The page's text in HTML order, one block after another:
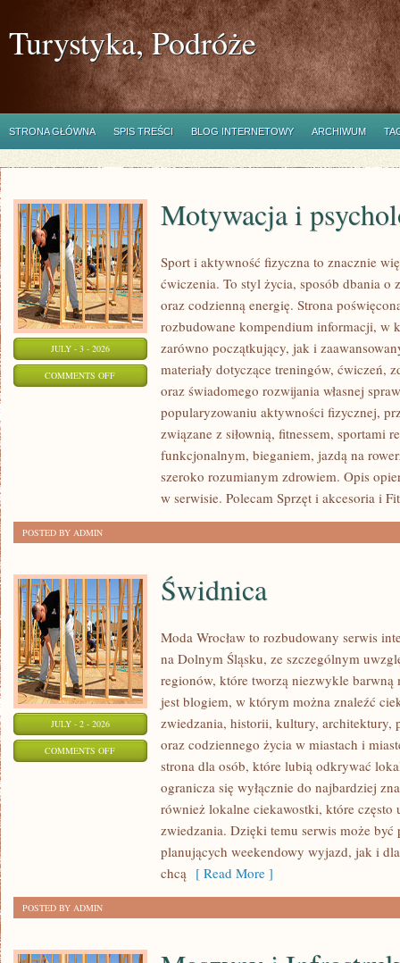
Turystyka, Podróże
STRONA GŁÓWNA SPIS TREŚCI BLOG INTERNETOWY ARCHIWUM
JULY - 3 - 2026
COMMENTS OFFON
MOTYWACJA
PSYCHOLOGIA
Motywacja i
Sport i aktywność fizyczna to znacznie
ćwiczenia. To styl życia, sposób dbania o
oraz codzienną energię. Strona
rozbudowane kompendium informacji, w
zarówno początkujący, jak i
materiały dotyczące treningów, ćwiczeń,
oraz świadomego rozwijania własnej
popularyzowaniu aktywności fizycznej,
związane z siłownią, fitnessem, sportami
funkcjonalnym, bieganiem, jazdą na
szeroko rozumianym zdrowiem. Opis
w serwisie. Polecam Sprzęt i akcesoria i
POSTED BY ADMIN
JULY - 2 - 2026
COMMENTS OFFON
Świdnica
Moda Wrocław to rozbudowany serwis
na Dolnym Śląsku, ze szczególnym
regionów, które tworzą niezwykle barwną
jest blogiem, w którym można znaleźć
zwiedzania, historii, kultury, architektury,
oraz codziennego życia w miastach i
strona dla osób, które lubią odkrywać
ogranicza się wyłącznie do najbardziej
również lokalne ciekawostki, które często
zwiedzania. Dzięki temu serwis może
planujących weekendowy wyjazd, jak i
chcą [ Read More ]
POSTED BY ADMIN